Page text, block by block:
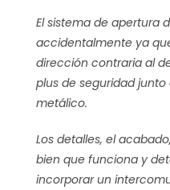
El sistema de apertura
accidentalmente ya
dirección contraria al
plus de seguridad
metálico.
Los detalles, el
bien que funciona y
incorporar un